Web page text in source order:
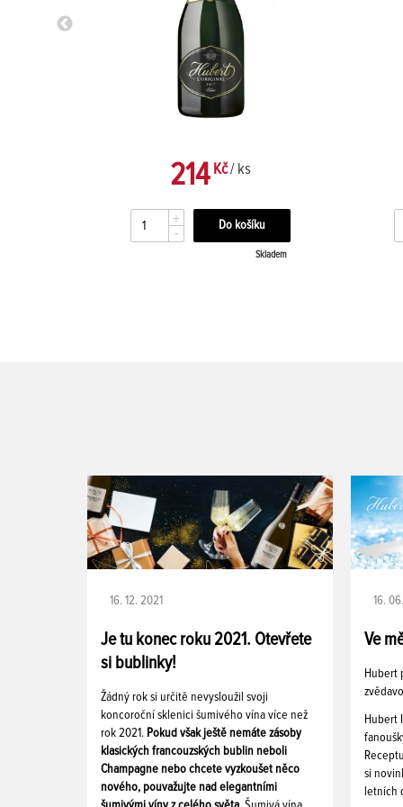
214 Kč/ ks
+
-
Skladem
16. 12. 2021
Je tu konec roku 2021. Otevřete
si bublinky!
Žádný rok si určitě nevysloužil svoji
koncoroční sklenici šumivého vína více než
rok 2021. Pokud však ještě nemáte zásoby
klasických francouzských bublin neboli
Champagne nebo chcete vyzkoušet něco
nového, pouvažujte nad elegantními
16.
Ve
Hubert
Hubert
si
letních